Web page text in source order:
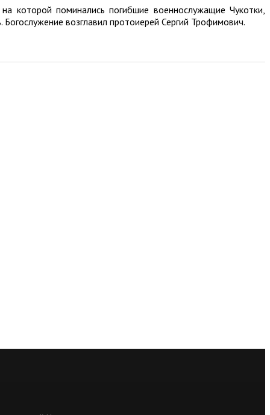
которой поминались погибшие военнослужащие Чукотки,
возглавил протоиерей Сергий Трофимович.